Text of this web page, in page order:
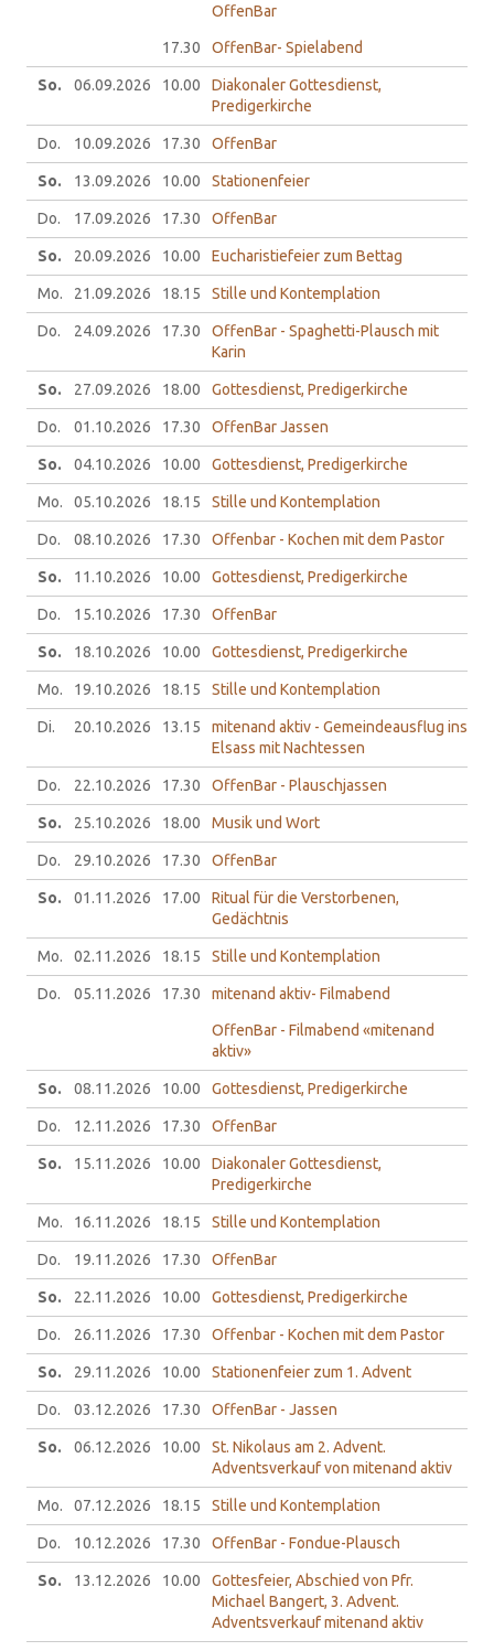
OffenBar
17.30 OffenBar- Spielabend
So. 06.09.2026 10.00
Diakonaler Gottesdienst,
Predigerkirche
Do. 10.09.2026 17.30 OffenBar
So. 13.09.2026 10.00 Stationenfeier
Do. 17.09.2026 17.30 OffenBar
So. 20.09.2026 10.00 Eucharistiefeier zum Bettag
Mo. 21.09.2026 18.15 Stille und Kontemplation
Do. 24.09.2026 17.30
OffenBar - Spaghetti-Plausch mit
Karin
So. 27.09.2026 18.00 Gottesdienst, Predigerkirche
Do. 01.10.2026 17.30 OffenBar Jassen
So. 04.10.2026 10.00 Gottesdienst, Predigerkirche
Mo. 05.10.2026 18.15 Stille und Kontemplation
Do. 08.10.2026 17.30 Offenbar - Kochen mit dem Pastor
So. 11.10.2026 10.00 Gottesdienst, Predigerkirche
Do. 15.10.2026 17.30 OffenBar
So. 18.10.2026 10.00 Gottesdienst, Predigerkirche
Mo. 19.10.2026 18.15 Stille und Kontemplation
Di. 20.10.2026 13.15
mitenand aktiv - Gemeindeausflug ins
Elsass mit Nachtessen
Do. 22.10.2026 17.30 OffenBar - Plauschjassen
So. 25.10.2026 18.00 Musik und Wort
Do. 29.10.2026 17.30 OffenBar
So. 01.11.2026 17.00
Ritual für die Verstorbenen,
Gedächtnis
Mo. 02.11.2026 18.15 Stille und Kontemplation
Do. 05.11.2026 17.30 mitenand aktiv- Filmabend
OffenBar - Filmabend «mitenand
aktiv»
So. 08.11.2026 10.00 Gottesdienst, Predigerkirche
Do. 12.11.2026 17.30 OffenBar
So. 15.11.2026 10.00
Diakonaler Gottesdienst,
Predigerkirche
Mo. 16.11.2026 18.15 Stille und Kontemplation
Do. 19.11.2026 17.30 OffenBar
So. 22.11.2026 10.00 Gottesdienst, Predigerkirche
Do. 26.11.2026 17.30 Offenbar - Kochen mit dem Pastor
So. 29.11.2026 10.00 Stationenfeier zum 1. Advent
Do. 03.12.2026 17.30 OffenBar - Jassen
So. 06.12.2026 10.00
St. Nikolaus am 2. Advent.
Adventsverkauf von mitenand aktiv
Mo. 07.12.2026 18.15 Stille und Kontemplation
Do. 10.12.2026 17.30 OffenBar - Fondue-Plausch
So. 13.12.2026 10.00
Gottesfeier, Abschied von Pfr.
Michael Bangert, 3. Advent.
Adventsverkauf mitenand aktiv